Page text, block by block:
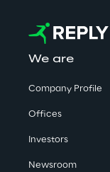
We are
Company Profile
Offices
Investors
Newsroom